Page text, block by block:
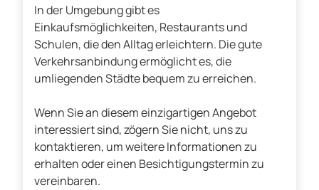
In der Umgebung gibt es
Einkaufsmöglichkeiten, Restaurants und
Schulen, die den Alltag erleichtern. Die gute
Verkehrsanbindung ermöglicht es, die
umliegenden Städte bequem zu erreichen.
Wenn Sie an diesem einzigartigen Angebot
interessiert sind, zögern Sie nicht, uns zu
kontaktieren, um weitere Informationen zu
erhalten oder einen Besichtigungstermin zu
vereinbaren.